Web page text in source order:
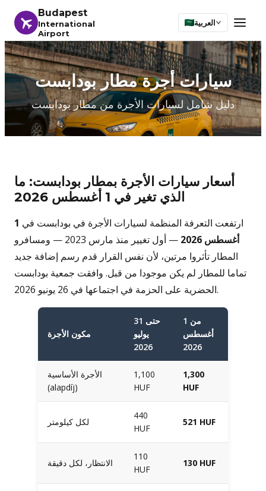
Budapest
International
Airport
العربية
سيارات أجرة مطار بودابست
دليل شامل لسيارات الأجرة من مطار بودابست
أسعار سيارات الأجرة بمطار بودابست: ما
الذي تغير في 1 أغسطس 2026
ارتفعت التعرفة المنظمة لسيارات الأجرة في بودابست في 1
أغسطس 2026
— أول تغيير منذ مارس 2023 — ومسافرو
المطار تأثروا مرتين، لأن نفس القرار قدم رسم إضافة جديد
تماما للمطار لم يكن موجودا من قبل. وافقت جمعية بودابست
الحضرية على الحزمة في اجتماعها في 26 يونيو 2026.
مكون الأجرة
حتى 31
يوليو
2026
من 1
أغسطس
2026
الأجرة الأساسية
(alapdíj)
1,100
HUF
1,300
HUF
لكل كيلومتر
440
HUF
521 HUF
الانتظار، لكل دقيقة
110
HUF
130 HUF